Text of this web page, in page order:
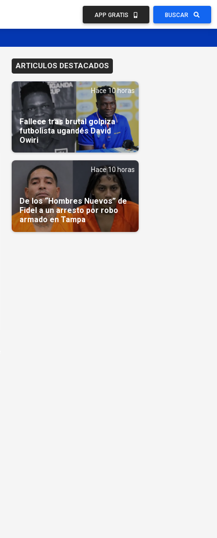
APP GRATIS BUSCAR
ARTICULOS DESTACADOS
Hace 10 horas
Fallece tras brutal golpiza
futbolista ugandés David
Owiri
Hace 10 horas
De los “Hombres Nuevos” de
Fidel a un arresto por robo
armado en Tampa